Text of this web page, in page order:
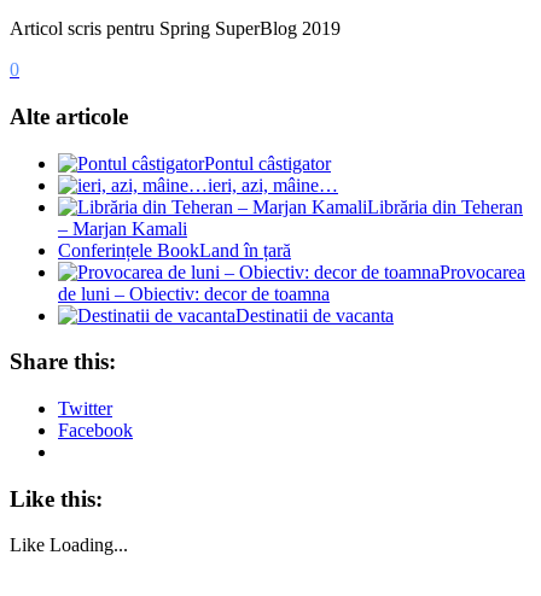
Articol scris pentru Spring SuperBlog 2019
0
Alte articole
Pontul câstigator
ieri, azi, mâine…
Librăria din Teheran
– Marjan Kamali
Conferințele BookLand în țară
Provocarea
de luni – Obiectiv: decor de toamna
Destinatii de vacanta
Share this:
Twitter
Facebook
Like this:
Like Loading...